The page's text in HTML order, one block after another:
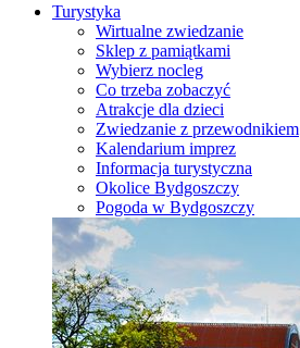
Turystyka
Wirtualne zwiedzanie
Sklep z pamiątkami
Wybierz nocleg
Co trzeba zobaczyć
Atrakcje dla dzieci
Zwiedzanie z przewodnikiem
Kalendarium imprez
Informacja turystyczna
Okolice Bydgoszczy
Pogoda w Bydgoszczy